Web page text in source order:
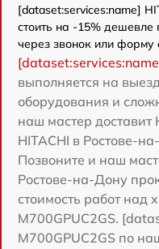
[dataset:services:name]
стоить на -15%
через звонок или форму
выполняется на
оборудования и
наш мастер доставит
HITACHI в Ростове-
Позвоните и наш
Ростове-на-Дону
стоимость работ над
M700GPUC2GS.
M700GPUC2GS по